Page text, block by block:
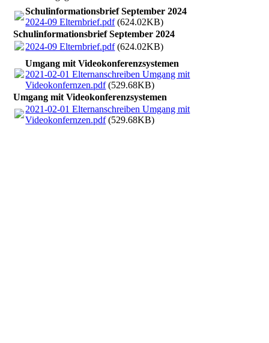
Schulinformationsbrief September 2024
2024-09 Elternbrief.pdf(624.02KB)
Schulinformationsbrief September 2024
2024-09 Elternbrief.pdf(624.02KB)
Umgang mit Videokonferenzsystemen
2021-02-01 Elternanschreiben Umgang mit
Videokonfernzen.pdf(529.68KB)
Umgang mit Videokonferenzsystemen
2021-02-01 Elternanschreiben Umgang mit
Videokonfernzen.pdf(529.68KB)